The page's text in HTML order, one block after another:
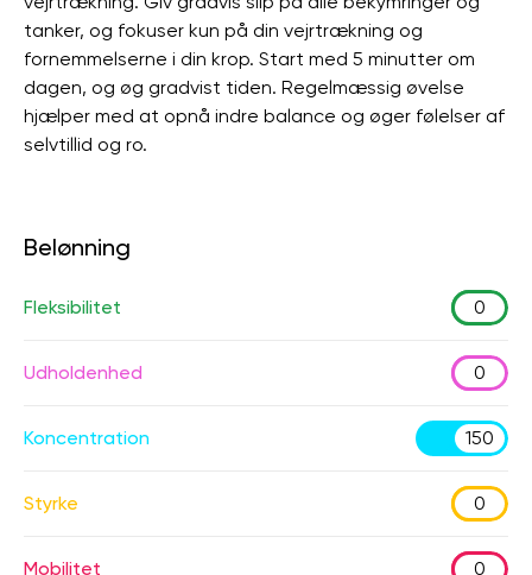
tanker, og fokuser kun på din vejrtrækning og
fornemmelserne i din krop. Start med 5 minutter om
dagen, og øg gradvist tiden. Regelmæssig øvelse
hjælper med at opnå indre balance og øger følelser af
selvtillid og ro.
Belønning
Fleksibilitet 0
Udholdenhed 0
Koncentration 150
Styrke 0
Mobilitet 0